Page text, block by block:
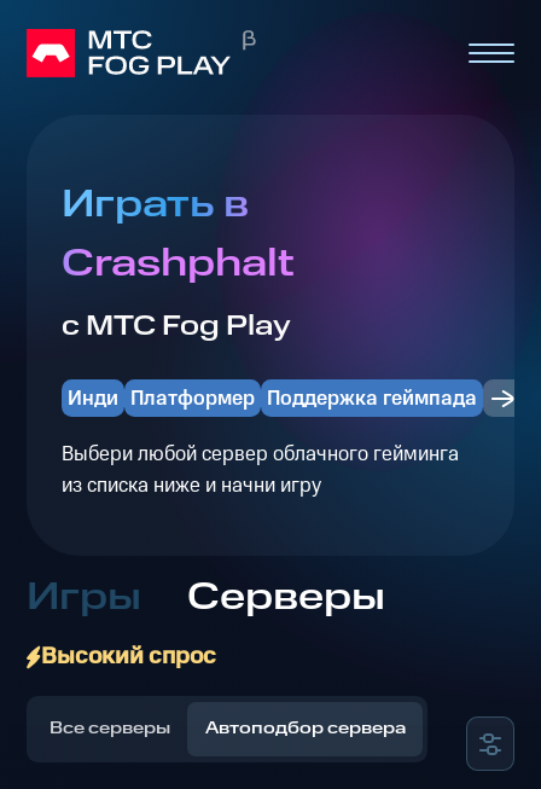
Играть в
Crashphalt
с МТС Fog Play
Инди Платформер Поддержка геймпада
Выбери любой сервер облачного гейминга
из списка ниже и начни игру
Игры Серверы
Высокий спрос
Все серверы Автоподбор сервера